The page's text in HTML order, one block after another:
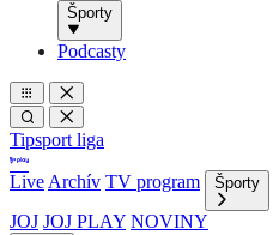
Športy
Podcasty
Tipsport liga
Live Archív TV program Športy
JOJ JOJ PLAY NOVINY